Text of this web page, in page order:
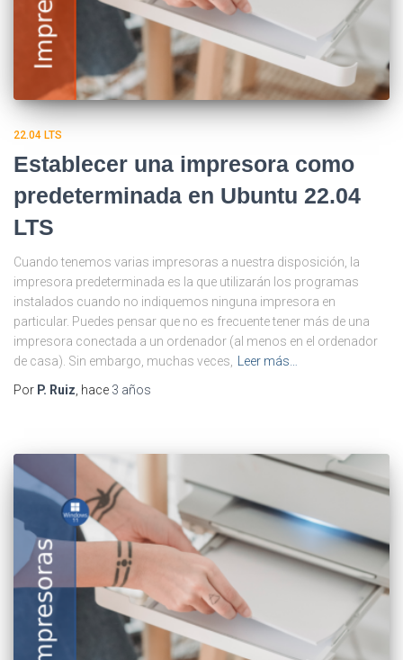
22.04 LTS
Establecer una impresora como
predeterminada en Ubuntu 22.04
LTS
Cuando tenemos varias impresoras a nuestra disposición, la
impresora predeterminada es la que utilizarán los programas
instalados cuando no indiquemos ninguna impresora en
particular. Puedes pensar que no es frecuente tener más de una
impresora conectada a un ordenador (al menos en el ordenador
de casa). Sin embargo, muchas veces,
Leer más…
Por P. Ruiz , hace 3 años